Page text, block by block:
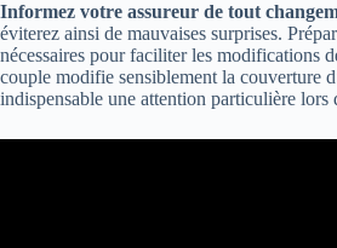
Informez votre assureur de tout
éviterez ainsi de mauvaises surprises.
nécessaires pour faciliter les modifications
couple modifie sensiblement la couverture
indispensable une attention particulière lors